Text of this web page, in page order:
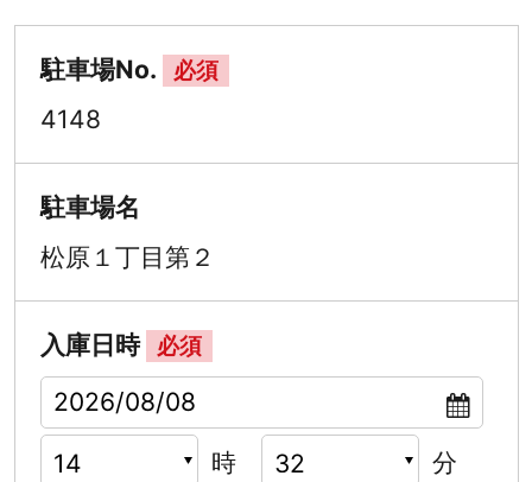
駐車場No. 必須
4148
駐車場名
松原１丁目第２
入庫日時 必須
時 分